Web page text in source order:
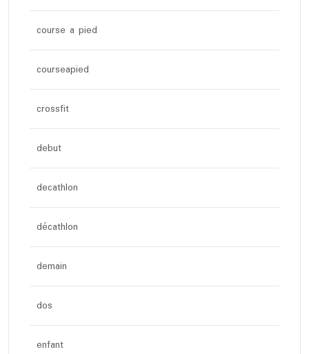
course a pied
courseapied
crossfit
debut
decathlon
décathlon
demain
dos
enfant